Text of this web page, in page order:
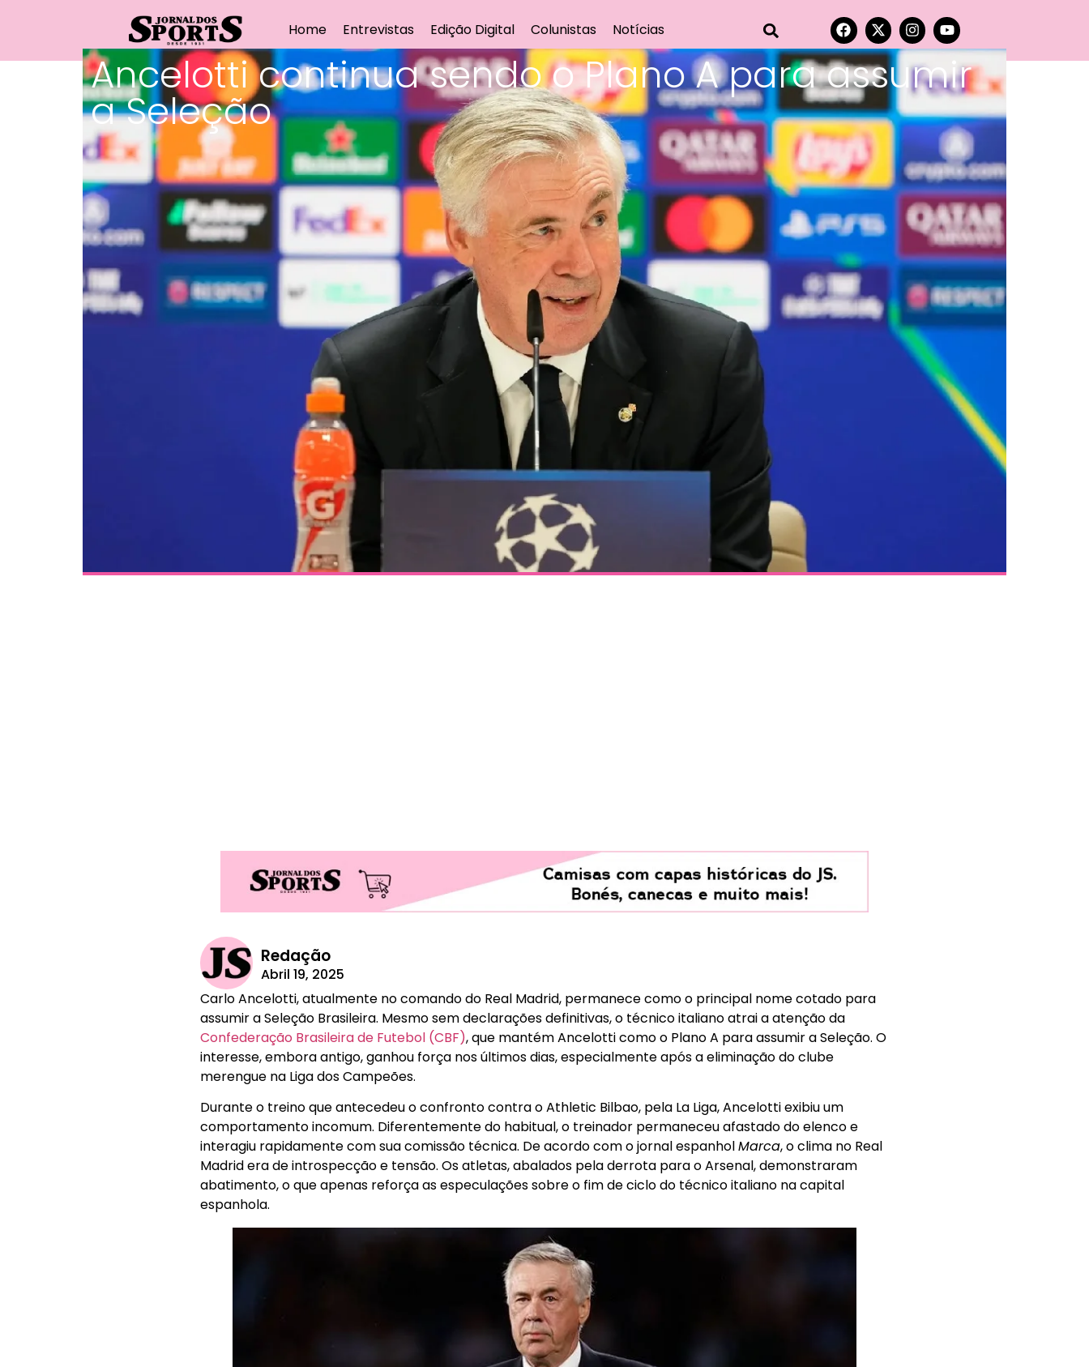
Home Entrevistas Edição Digital Colunistas Notícias
Ancelotti continua sendo o Plano A para assumir
a Seleção
Redação
Abril 19, 2025
Carlo Ancelotti, atualmente no comando do Real Madrid, permanece como o principal nome cotado para
assumir a Seleção Brasileira. Mesmo sem declarações definitivas, o técnico italiano atrai a atenção da
Confederação Brasileira de Futebol (CBF), que mantém Ancelotti como o Plano A para assumir a Seleção. O
interesse, embora antigo, ganhou força nos últimos dias, especialmente após a eliminação do clube
merengue na Liga dos Campeões.
Durante o treino que antecedeu o confronto contra o Athletic Bilbao, pela La Liga, Ancelotti exibiu um
comportamento incomum. Diferentemente do habitual, o treinador permaneceu afastado do elenco e
interagiu rapidamente com sua comissão técnica. De acordo com o jornal espanholMarca, o clima no Real
Madrid era de introspecção e tensão. Os atletas, abalados pela derrota para o Arsenal, demonstraram
abatimento, o que apenas reforça as especulações sobre o fim de ciclo do técnico italiano na capital
espanhola.